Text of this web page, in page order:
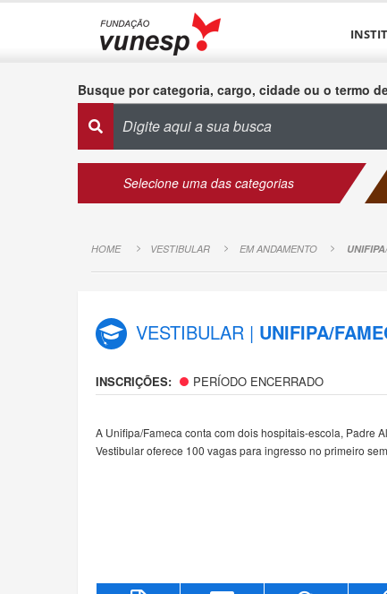
Busque por categoria, cargo, cidade ou o termo
Selecione uma das categorias
HOME VESTIBULAR EM ANDAMENTO
VESTIBULAR | UNIFIPA/
INSCRIÇÕES: PERÍODO ENCERRADO
A Unifipa/Fameca conta com dois hospitais-escola, Padre
Vestibular oferece 100 vagas para ingresso no primeiro